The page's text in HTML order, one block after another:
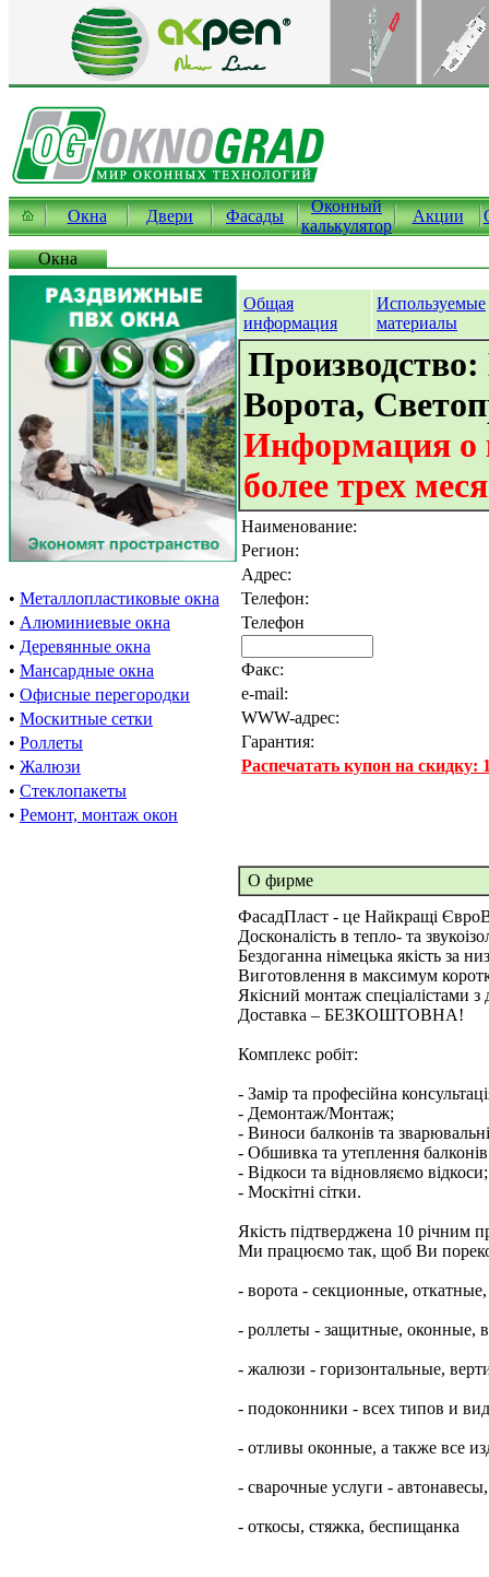
Окна Двери Фасады
Оконный
калькулятор
Акции
Окна
• Металлопластиковые окна
• Алюминиевые окна
• Деревянные окна
• Мансардные окна
• Офисные перегородки
• Москитные сетки
• Роллеты
• Жалюзи
• Стеклопакеты
• Ремонт, монтаж окон
Общая
информация
Используемые
материалы
Ворота,
Информация о
более трех
Наименование:
Регион:
Адрес:
Телефон:
Телефон
Факс:
e-mail:
WWW-адрес:
Гарантия:
Распечатать купон на скидку:
О фирме
ФасадПласт - це Найкращі
Досконалість в тепло- та
Бездоганна німецька якість за
Виготовлення в максимум
Якісний монтаж спеціалістами з
Доставка – БЕЗКОШТОВНА!
Комплекс робіт:
- Замір та професійна
- Демонтаж/Монтаж;
- Виноси балконів та
- Обшивка та утеплення
- Відкоси та відновляємо відкоси;
- Москітні сітки.
Якість підтверджена 10 річним
Ми працюємо так, щоб Ви
- ворота - секционные,
- роллеты - защитные, оконные,
- жалюзи - горизонтальные,
- подоконники - всех типов и
- отливы оконные, а также все
- сварочные услуги -
- откосы, стяжка, беспищанка